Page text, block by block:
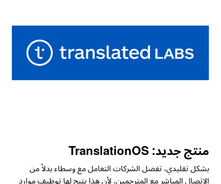
منتج جديد: TranslationOS
بشكل تقليدي، تفضل الشركات التعامل مع وسطاء بدلاً من